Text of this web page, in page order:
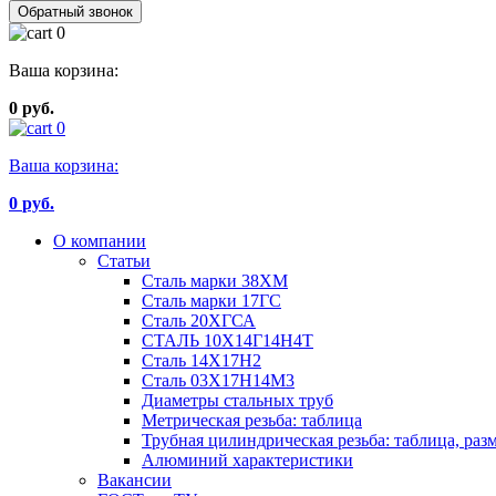
Обратный звонок
0
Ваша корзина:
0 руб.
0
Ваша корзина:
0 руб.
О компании
Статьи
Сталь марки 38ХМ
Сталь марки 17ГС
Сталь 20ХГСА
СТАЛЬ 10Х14Г14Н4Т
Сталь 14Х17Н2
Сталь 03Х17Н14М3
Диаметры стальных труб
Метрическая резьба: таблица
Трубная цилиндрическая резьба: таблица,
Алюминий характеристики
Вакансии